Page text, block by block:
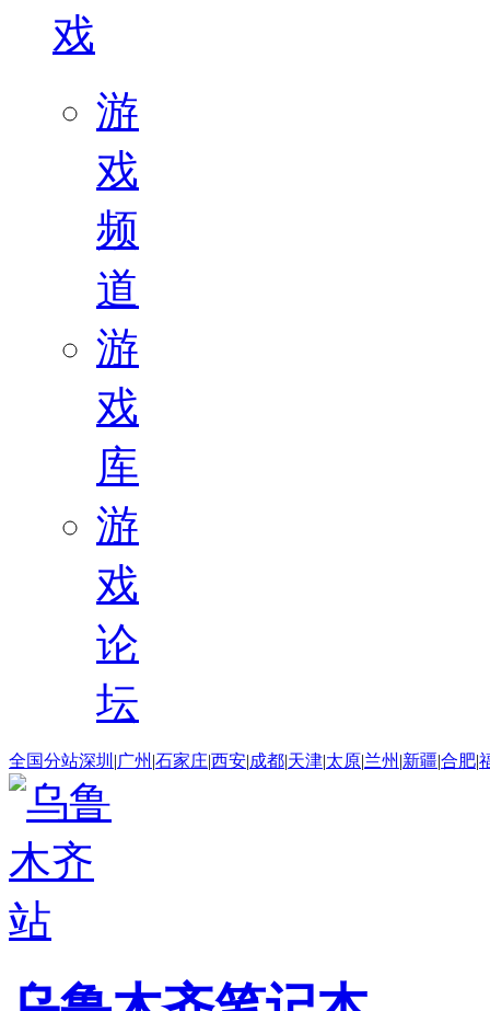
戏
游
戏
频
道
游
戏
库
游
戏
论
坛
全国分站深圳 |广州 |石家庄|西安|成都|天津|太原|兰州 |新疆|合肥|